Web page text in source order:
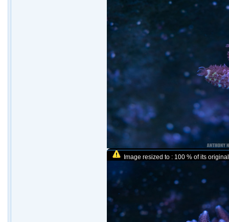
Image resized to : 100 % of its